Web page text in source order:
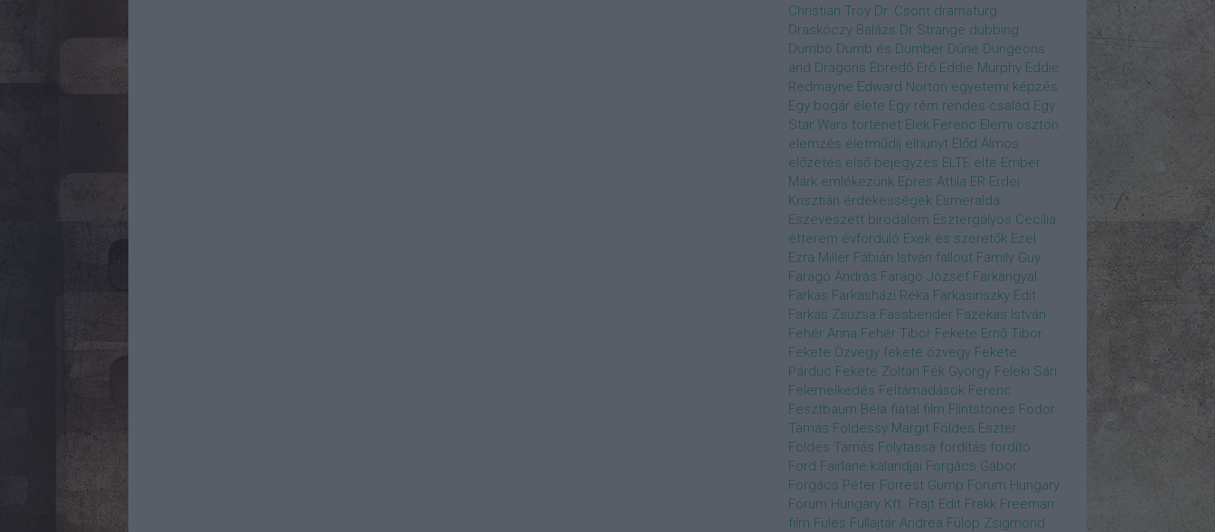
Christian Troy Dr. Csont dramaturg
Draskóczy Balázs Dr Strange dubbing
Dumbo Dumb és Dumber Dűne Dungeons
and Dragons Ébredő Erő Eddie Murphy Eddie
Redmayne Edward Norton egyetemi képzés
Egy bogár élete Egy rém rendes család Egy
Star Wars történet Elek Ferenc Elemi ösztön
elemzés életműdíj elhunyt Előd Álmos
előzetes első bejegyzés ELTE elte Ember
Márk emlékezünk Epres Attila ER Erdei
Krisztián érdekességek Esmeralda
Eszeveszett birodalom Esztergályos Cecília
étterem évforduló Exek és szeretők Ezel
Ezra Miller Fábián István fallout Family Guy
Faragó András Faragó József Farkangyal
Farkas Farkasházi Réka Farkasinszky Edit
Farkas Zsuzsa Fassbender Fazekas István
Fehér Anna Fehér Tibor Fekete Ernő Tibor
Fekete Özvegy fekete özvegy Fekete
Párduc Fekete Zoltán Fék György Feleki Sári
Felemelkedés Feltámadások Ferenc
Fesztbaum Béla fiatal film Flintstones Fodor
Tamás Földessy Margit Földes Eszter
Földes Tamás Folytassa fordítás fordító
Ford Fairlane kalandjai Forgács Gábor
Forgács Péter Forrest Gump Forum Hungary
Fórum Hungary Kft. Frajt Edit Frakk Freeman
film Füles Fullajtár Andrea Fülöp Zsigmond